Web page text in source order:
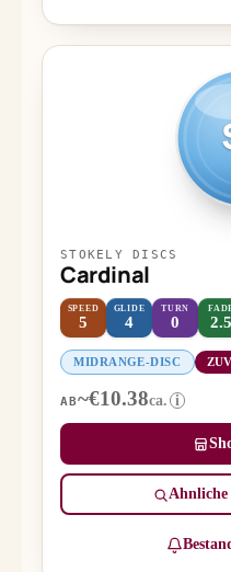
STOKELY DISCS
Cardinal
SPEED
5
GLIDE
4
TURN
0 2.5
MIDRANGE-DISC
AB~€10.38ca. i
Ähnliche